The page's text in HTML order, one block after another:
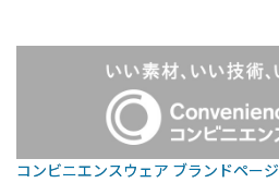
コンビニエンスウェア ブランドページ